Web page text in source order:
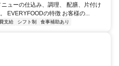
ューの仕込み、調理、 配膳、片付け
EVERYFOODの特徴 お客様の...
支給 シフト制 食事補助あり